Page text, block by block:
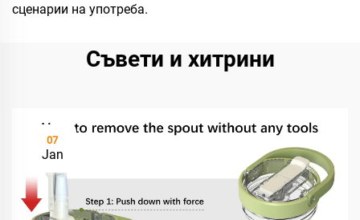
сценарии на употреба.
Съвети и хитрини
07
Jan